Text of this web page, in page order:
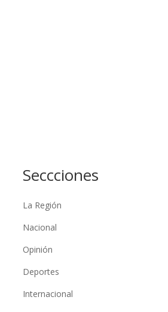
Seccciones
La Región
Nacional
Opinión
Deportes
Internacional